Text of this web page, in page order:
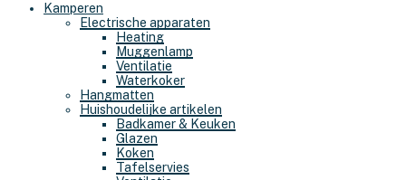
Kamperen
Electrische apparaten
Heating
Muggenlamp
Ventilatie
Waterkoker
Hangmatten
Huishoudelijke artikelen
Badkamer & Keuken
Glazen
Koken
Tafelservies